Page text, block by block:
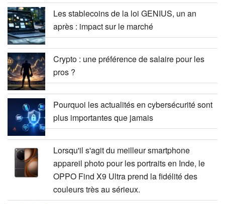
Les stablecoins de la loi GENIUS, un an
après : impact sur le marché
Crypto : une préférence de salaire pour les
pros ?
Pourquoi les actualités en cybersécurité sont
plus importantes que jamais
Lorsqu'il s'agit du meilleur smartphone
appareil photo pour les portraits en Inde, le
OPPO Find X9 Ultra prend la fidélité des
couleurs très au sérieux.